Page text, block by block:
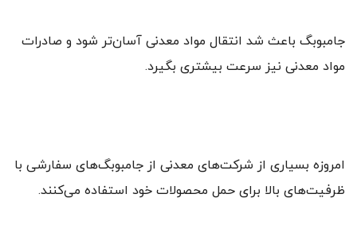
جامبوبگ باعث شد انتقال مواد معدنی آسان‌تر شود و صادرات
مواد معدنی نیز سرعت بیشتری بگیرد.
امروزه بسیاری از شرکت‌های معدنی از جامبوبگ‌های سفارشی با
ظرفیت‌های بالا برای حمل محصولات خود استفاده می‌کنند.